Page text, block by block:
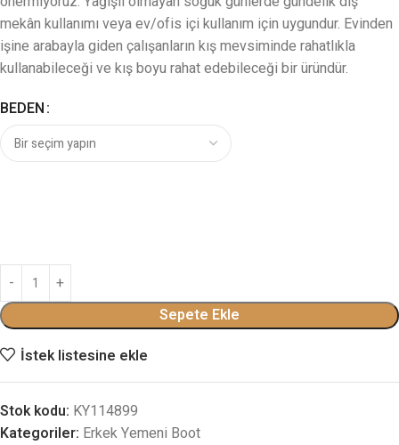
mekân kullanımı veya ev/ofis içi kullanım için uygundur. Evinden
işine arabayla giden çalışanların kış mevsiminde rahatlıkla
kullanabileceği ve kış boyu rahat edebileceği bir üründür.
BEDEN
Sepete Ekle
İstek listesine ekle
Stok kodu: KY114899
Kategoriler: Erkek Yemeni Boot